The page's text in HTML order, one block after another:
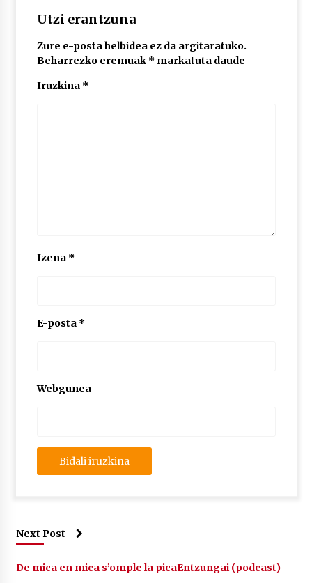
MUSIBLA #297: Bide, Boards Of Canada, Somak,
Tiga, Twisted Teens, Underscores, Habia
Utzi erantzuna
Zure e-posta helbidea ez da argitaratuko.
Beharrezko eremuak * markatuta daude
Iruzkina *
Izena *
E-posta *
Webgunea
Next Post
De mica en mica s’omple la picaEntzungai (podcast)